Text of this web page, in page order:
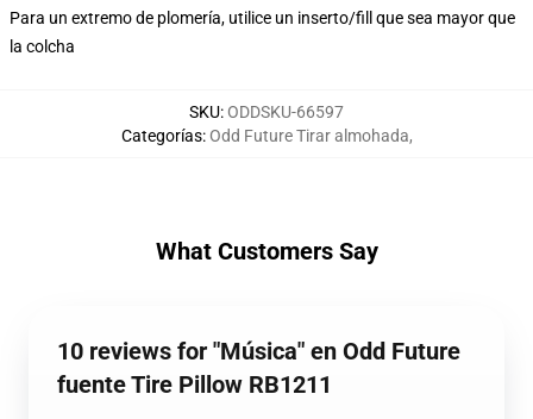
Para un extremo de plomería, utilice un inserto/fill que sea mayor que
la colcha
SKU:ODDSKU-66597
Categorías:Odd Future Tirar almohada,
What Customers Say
10 reviews for "Música" en Odd Future
fuente Tire Pillow RB1211